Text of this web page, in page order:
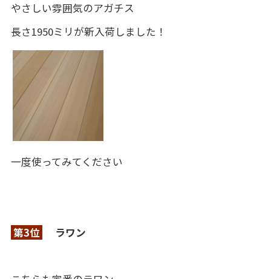
やさしい雰囲気のアガチス
長さ1950ミリが新入荷しました！
一度使ってみてください
第3位 ラワン